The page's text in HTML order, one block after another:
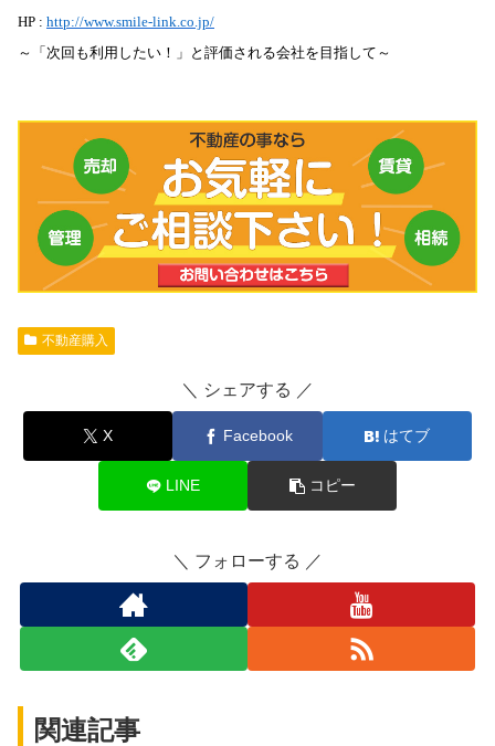
HP : http://www.smile-link.co.jp/
～「次回も利用したい！」と評価される会社を目指して～
不動産購入
シェアする
X Facebook はてブ
LINE コピー
フォローする
関連記事